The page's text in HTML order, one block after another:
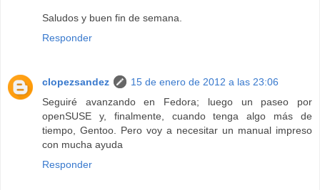
Saludos y buen fin de semana.
Responder
clopezsandez
15 de enero de 2012 a las 23:06
Seguiré avanzando en Fedora; luego un paseo por
openSUSE y, finalmente, cuando tenga algo más de
tiempo, Gentoo. Pero voy a necesitar un manual impreso
con mucha ayuda
Responder